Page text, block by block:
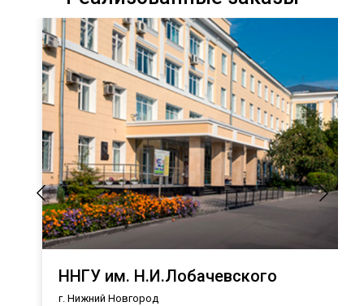
ННГУ им. Н.И.Лобачевского
г. Нижний Новгород